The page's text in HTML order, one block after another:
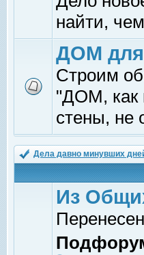
найти,
ДОМ для
Строим
"ДОМ, как
стены, не
Дела давно минувших
Из